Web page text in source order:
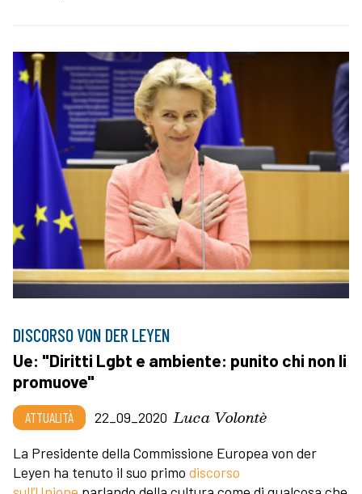
DISCORSO VON DER LEYEN
Ue: "Diritti Lgbt e ambiente: punito chi non li
promuove"
ATTUALITÀ 22_09_2020 Luca Volontè
La Presidente della Commissione Europea von der
Leyen ha tenuto il suo primo discorso